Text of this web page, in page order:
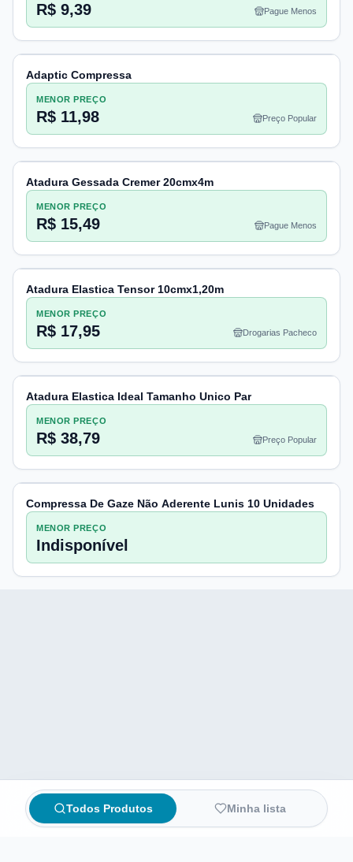
R$ 9,39 Pague Menos
Adaptic Compressa
MENOR PREÇO
R$ 11,98 Preço Popular
Atadura Gessada Cremer 20cmx4m
MENOR PREÇO
R$ 15,49 Pague Menos
Atadura Elastica Tensor 10cmx1,20m
MENOR PREÇO
R$ 17,95 Drogarias Pacheco
Atadura Elastica Ideal Tamanho Unico Par
MENOR PREÇO
R$ 38,79 Preço Popular
Compressa De Gaze Não Aderente Lunis 10 Unidades
MENOR PREÇO
Indisponível
Todos Produtos Minha lista